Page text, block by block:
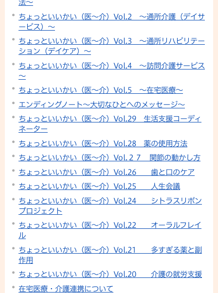
法～
ちょっといいかい（医～介）Vol.2 ～通所介護（デイサ
ービス）～
ちょっといいかい（医～介）Vol.3 ～通所リハビリテー
ション（デイケア）～
ちょっといいかい（医～介）Vol.4 ～訪問介護サービス
～
ちょっといいかい（医～介）Vol.5 ～在宅医療～
エンディングノート～大切なひとへのメッセージ～
ちょっといいかい（医～介）Vol.29 生活支援コーディ
ネーター
ちょっといいかい（医～介）Vol.28 薬の使用方法
ちょっといいかい（医～介）Vol.２７ 関節の動かし方
ちょっといいかい（医～介）Vol.26 歯と口のケア
ちょっといいかい（医～介）Vol.25 人生会議
ちょっといいかい（医～介）Vol.24 シトラスリボン
プロジェクト
ちょっといいかい（医～介）Vol.22 オーラルフレイ
ル
ちょっといいかい（医～介）Vol.21 多すぎる薬と副
作用
ちょっといいかい（医～介）Vol.20 介護の就労支援
在宅医療・介護連携について